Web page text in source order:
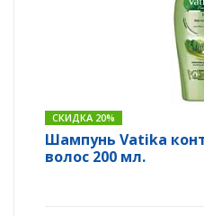
СКИДКА 20%
Шампунь Vatika
волос 200 мл.